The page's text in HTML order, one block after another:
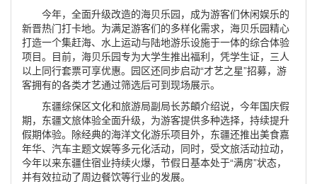
今年，全面升级改造的海贝乐园，成为游客们休闲娱乐的
新晋热门打卡地。为满足游客们的多样化需求，海贝乐园精心
打造一个集赶海、水上运动与陆地游乐设施于一体的综合体验
项目。目前，海贝乐园专为大学生推出福利，凭学生证，三人
以上同行套票可享优惠。园区还同步启动“才艺之星”招募，游
客拥有的各类才艺通过筛选后可到现场展示。
东疆综保区文化和旅游局副局长苏頔介绍说，今年国庆假
期，东疆文旅体验全面升级，为游客提供多种选择，持续提升
假期体验。除经典的海洋文化游乐项目外，东疆还推出美食嘉
年华、汽车主题文娱等多元化活动，同时，受文旅活动拉动，
今年以来东疆住宿业持续火爆，节假日基本处于“满房”状态，
并有效拉动了周边餐饮等行业的发展。